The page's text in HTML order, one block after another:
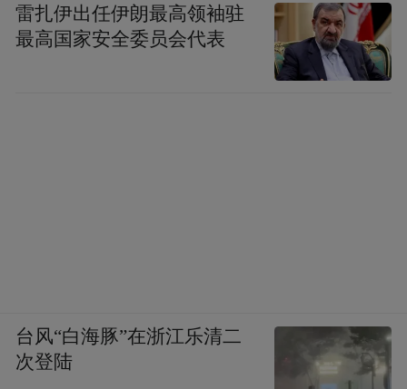
雷扎伊出任伊朗最高领袖驻
最高国家安全委员会代表
台风“白海豚”在浙江乐清二
次登陆